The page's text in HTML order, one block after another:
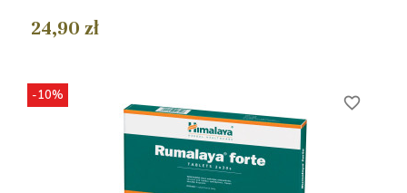
24,90 zł
-10% favorite_border